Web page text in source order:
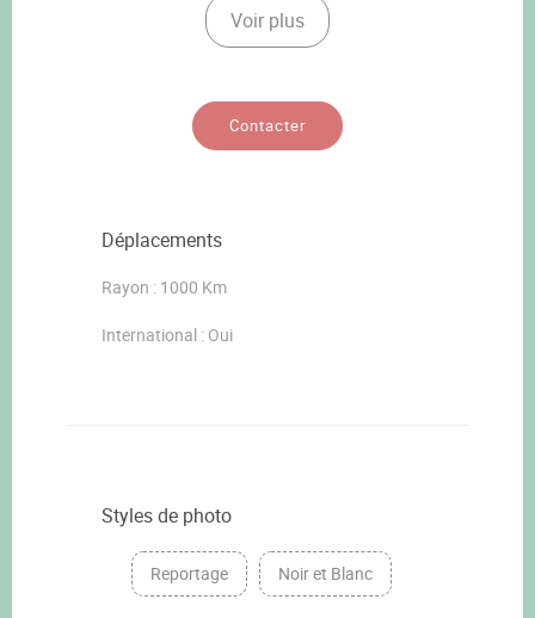
Voir plus
Contacter
Déplacements
Rayon : 1000 Km
International : Oui
Styles de photo
Reportage Noir et Blanc